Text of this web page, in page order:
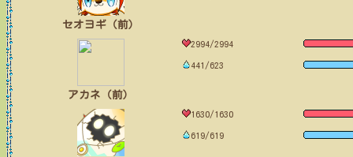
セオヨギ（前）
アカネ（前）
2994/2994
441/623
1630/1630
619/619